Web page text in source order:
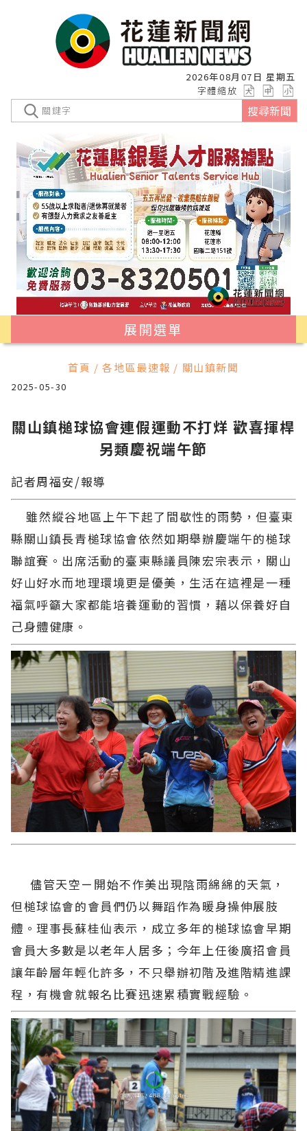
2026年08月07日 星期五
字體縮放
搜尋新聞
展開選單
首頁 / 各地區最速報 / 關山鎮新聞
2025-05-30
關山鎮槌球協會連假運動不打烊 歡喜揮桿
另類慶祝端午節
記者周福安/報導
雖然縱谷地區上午下起了間歇性的雨勢，但臺東
縣關山鎮長青槌球協會依然如期舉辦慶端午的槌球
聯誼賽。出席活動的臺東縣議員陳宏宗表示，關山
好山好水而地理環境更是優美，生活在這裡是一種
福氣呼籲大家都能培養運動的習慣，藉以保養好自
己身體健康。
儘管天空ㄧ開始不作美出現陰雨綿綿的天氣，
但槌球協會的會員們仍以舞蹈作為暖身操伸展肢
體。理事長蘇桂仙表示，成立多年的槌球協會早期
會員大多數是以老年人居多；今年上任後廣招會員
讓年齡層年輕化許多，不只舉辦初階及進階精進課
程，有機會就報名比賽迅速累積實戰經驗。